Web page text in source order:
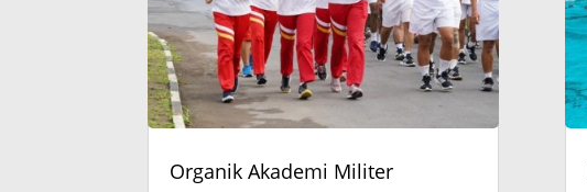
Organik Akademi Militer